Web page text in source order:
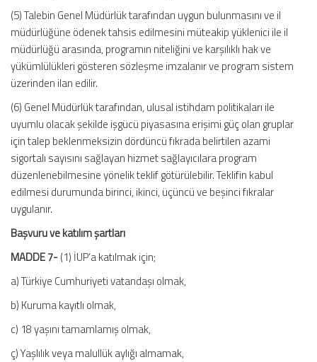
(5) Talebin Genel Müdürlük tarafından uygun bulunmasını ve il
müdürlüğüne ödenek tahsis edilmesini müteakip yüklenici ile il
müdürlüğü arasında, programın niteliğini ve karşılıklı hak ve
yükümlülükleri gösteren sözleşme imzalanır ve program sistem
üzerinden ilan edilir.
(6) Genel Müdürlük tarafından, ulusal istihdam politikaları ile
uyumlu olacak şekilde işgücü piyasasına erişimi güç olan gruplar
için talep beklenmeksizin dördüncü fıkrada belirtilen azami
sigortalı sayısını sağlayan hizmet sağlayıcılara program
düzenlenebilmesine yönelik teklif götürülebilir. Teklifin kabul
edilmesi durumunda birinci, ikinci, üçüncü ve beşinci fıkralar
uygulanır.
Başvuru ve katılım şartları
MADDE 7-(1) İUP’a katılmak için;
a) Türkiye Cumhuriyeti vatandaşı olmak,
b) Kuruma kayıtlı olmak,
c) 18 yaşını tamamlamış olmak,
ç) Yaşlılık veya malullük aylığı almamak,